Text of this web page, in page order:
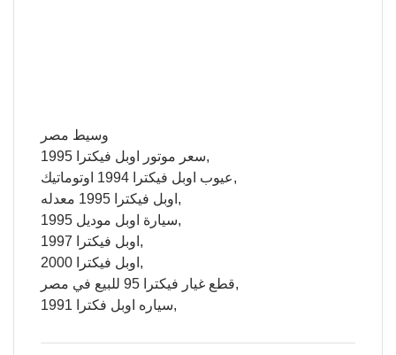
وسيط مصر
سعر موتور اوبل فيكترا 1995,
عيوب اوبل فيكترا 1994 اوتوماتيك,
اوبل فيكترا 1995 معدله,
سيارة اوبل موديل 1995,
اوبل فيكترا 1997,
اوبل فيكترا 2000,
قطع غيار فيكترا 95 للبيع في مصر,
سياره اوبل فكترا 1991,